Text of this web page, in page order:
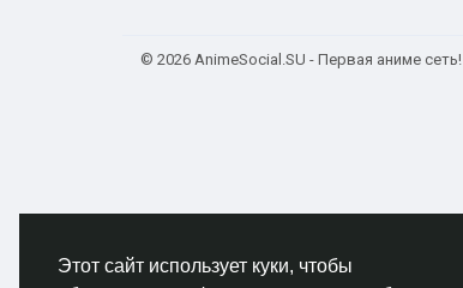
Этот сайт использует куки, чтобы
© 2026 AnimeSocial.SU - Первая аниме сеть!